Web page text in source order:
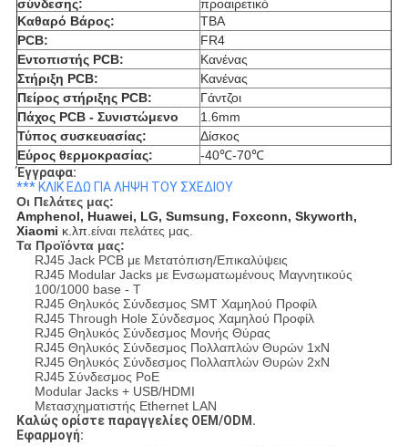
σύνδεσης:
προαιρετικό
Καθαρό Βάρος:
TBA
PCB:
FR4
Εντοπιστής PCB:
Κανένας
Στήριξη PCB:
Κανένας
Πείρος στήριξης PCB:
Γάντζοι
Πάχος PCB - Συνιστώμενο
1.6mm
Τύπος συσκευασίας:
Δίσκος
Εύρος θερμοκρασίας:
-40℃-70℃
Έγγραφα:
*** ΚΛΙΚ ΕΔΩ ΓΙΑ ΛΗΨΗ ΤΟΥ ΣΧΕΔΙΟΥ
Οι Πελάτες μας:
Amphenol, Huawei, LG, Sumsung, Foxconn, Skyworth,
Xiaomi κ.λπ.είναι πελάτες μας.
Τα Προϊόντα μας:
RJ45 Jack PCB με Μετατόπιση/Επικαλύψεις
RJ45 Modular Jacks με Ενσωματωμένους Μαγνητικούς
100/1000 base - T
RJ45 Θηλυκός Σύνδεσμος SMT Χαμηλού Προφίλ
RJ45 Through Hole Σύνδεσμος Χαμηλού Προφίλ
RJ45 Θηλυκός Σύνδεσμος Μονής Θύρας
RJ45 Θηλυκός Σύνδεσμος Πολλαπλών Θυρών 1xN
RJ45 Θηλυκός Σύνδεσμος Πολλαπλών Θυρών 2xN
RJ45 Σύνδεσμος PoE
Modular Jacks + USB/HDMI
Μετασχηματιστής Ethernet LAN
Καλώς ορίστε παραγγελίες OEM/ODM.
Εφαρμογή: